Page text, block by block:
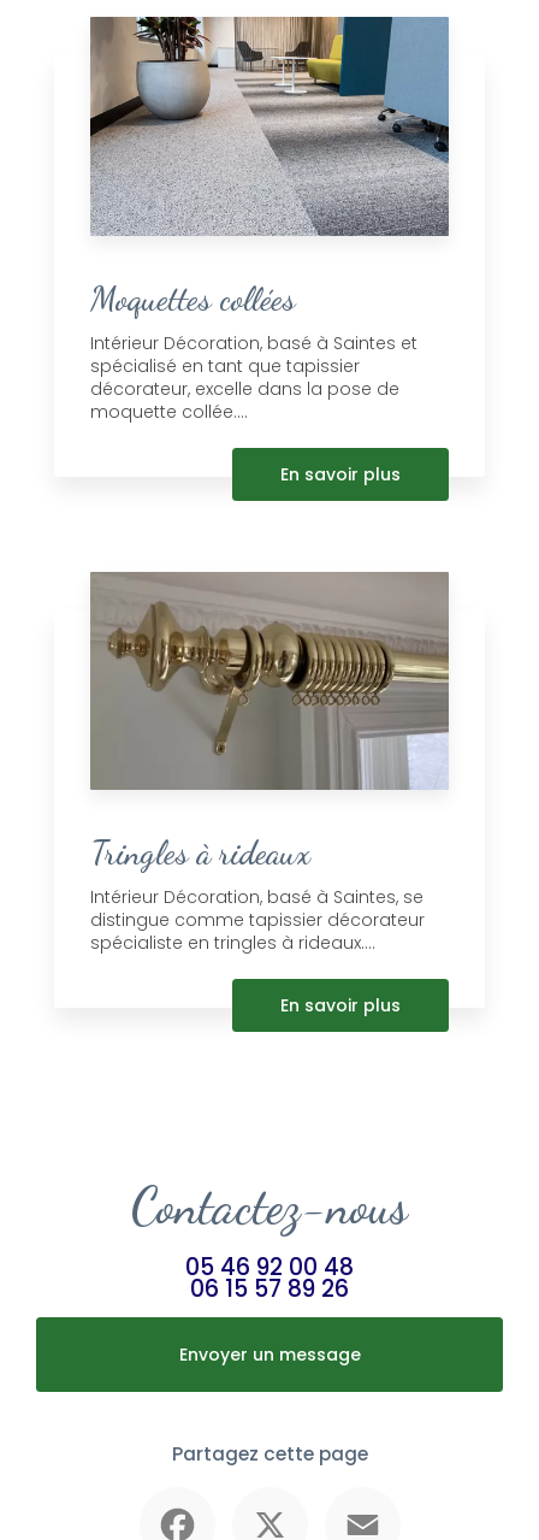
Moquettes collées
Intérieur Décoration, basé à Saintes et
spécialisé en tant que tapissier
décorateur, excelle dans la pose de
moquette collée....
En savoir plus
Tringles à rideaux
Intérieur Décoration, basé à Saintes, se
distingue comme tapissier décorateur
spécialiste en tringles à rideaux....
En savoir plus
Contactez-nous
05 46 92 00 48
06 15 57 89 26
Envoyer un message
Partagez cette page